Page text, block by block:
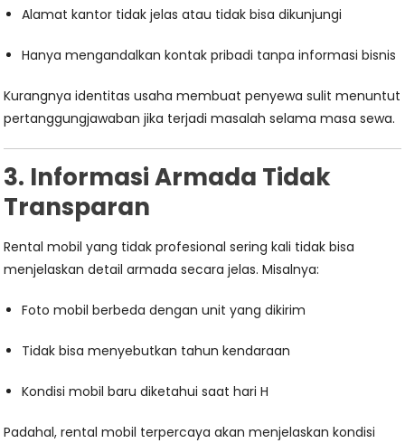
Alamat kantor tidak jelas atau tidak bisa dikunjungi
Hanya mengandalkan kontak pribadi tanpa informasi bisnis
Kurangnya identitas usaha membuat penyewa sulit menuntut
pertanggungjawaban jika terjadi masalah selama masa sewa.
3. Informasi Armada Tidak
Transparan
Rental mobil yang tidak profesional sering kali tidak bisa
menjelaskan detail armada secara jelas. Misalnya:
Foto mobil berbeda dengan unit yang dikirim
Tidak bisa menyebutkan tahun kendaraan
Kondisi mobil baru diketahui saat hari H
Padahal, rental mobil terpercaya akan menjelaskan kondisi